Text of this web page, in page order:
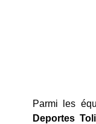
Parmi les
Deportes